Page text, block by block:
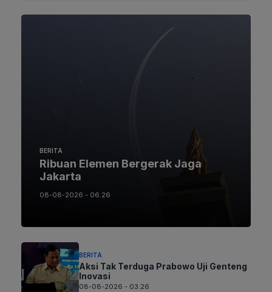
BERITA
Ribuan Elemen Bergerak Jaga
Jakarta
08-08-2026 - 06.26
BERITA
Aksi Tak Terduga Prabowo Uji Genteng
Inovasi
08-08-2026 - 03.26